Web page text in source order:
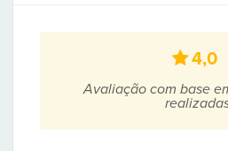
4,0
Avaliação com base